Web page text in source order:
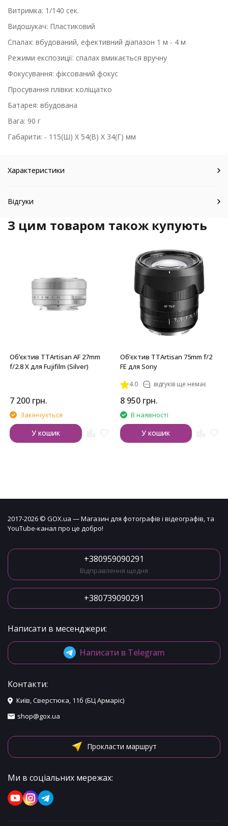
Витримка: 1/140 сек.
Видошукач: Пластиковий
Спалах: вбудований, ефективний діапазон 1 м - 4 м
Режими експозиції: спалах вмикається вручну
Фокусування: фіксований фокус
Просування плівки: коліщатко
Батарея: вбудована
Вага: 90 г
Габарити: - 115(Ш) X 54(В) X 34(Г) мм
Характеристики
Відгуки
З цим товаром також купують
Обʼєктив TTArtisan AF 27mm
f/2.8 X для Fujifilm (Silver)
7 200 грн.
Закінчується
У кошик
Обʼєктив TTArtisan 75mm f/2
FE для Sony
4.0 відгуків ще немає
8 950 грн.
В наявності
У кошик
2017-2026 © GOX.ua — Магазин для фотографів і відеографів, та
YouTube-канал про це добро!
+380959090291
Відправлення щодня
+380739090291
Написати в месенджери:
Написати в Telegram
Контакти:
Київ, Сверстюка, 11б (БЦ Армаріс)
shop@gox.ua
Прокласти маршрут
Ми в соціальних мережах: